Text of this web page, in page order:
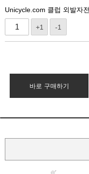
Unicycle.com 클럽 외발자
+1 -1
바로 구매하기